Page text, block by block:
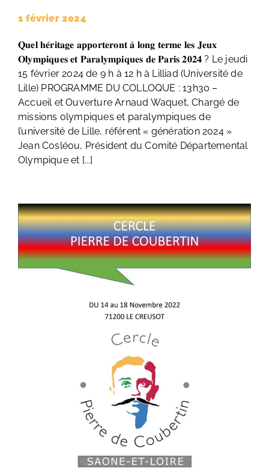
1 février 2024
𝐐𝐮𝐞𝐥 𝐡𝐞́𝐫𝐢𝐭𝐚𝐠𝐞 𝐚𝐩𝐩𝐨𝐫𝐭𝐞𝐫𝐨𝐧𝐭 𝐚̀ 𝐥𝐨𝐧𝐠 𝐭𝐞𝐫𝐦𝐞 𝐥𝐞𝐬 𝐉𝐞𝐮𝐱
𝐎𝐥𝐲𝐦𝐩𝐢𝐪𝐮𝐞𝐬 𝐞𝐭 𝐏𝐚𝐫𝐚𝐥𝐲𝐦𝐩𝐢𝐪𝐮𝐞𝐬 𝐝𝐞 𝐏𝐚𝐫𝐢𝐬 𝟐𝟎𝟐𝟒 ? Le jeudi
15 février 2024 de 9 h à 12 h à Lilliad (Université de
Lille) PROGRAMME DU COLLOQUE : 13h30 –
Accueil et Ouverture Arnaud Waquet, Chargé de
missions olympiques et paralympiques de
l’université de Lille, référent « génération 2024 »
Jean Cosléou, Président du Comité Départemental
Olympique et [...]